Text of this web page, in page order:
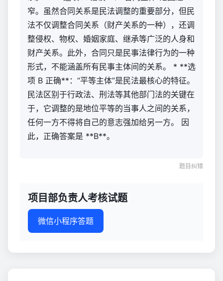
窄。虽然合同关系是民法调整的重要部分，但民
法不仅调整合同关系（财产关系的一种），还调
整侵权、物权、婚姻家庭、继承等广泛的人身和
财产关系。此外，合同只是民事法律行为的一种
形式，不能涵盖所有民事主体间的关系。 * **选
项 B 正确**：“平等主体”是民法最核心的特征。
民法区别于行政法、刑法等其他部门法的关键在
于，它调整的是地位平等的当事人之间的关系，
任何一方不得将自己的意志强加给另一方。 因
此，正确答案是 **B**。
题目纠错
项目部负责人考核试题
微信小程序答题